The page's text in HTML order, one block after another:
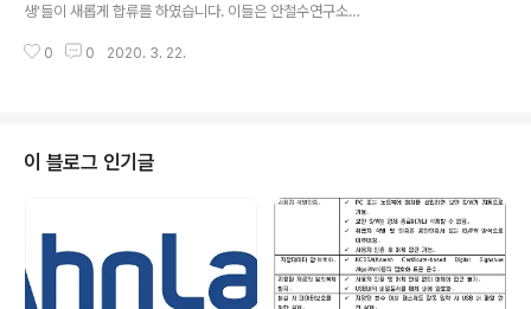
대 FLAG 등 다양하고 알찬 소식으로 여러분들에게 다가
갑니다. 그리고 무엇보다도, 6월 1일 V3 20살 생일을 맞
생'들이 새롭게 합류를 하였습니다. 이들은 안철수연구소
며 보안업무에 대해 함께 연구하고 또 제품 테스트, 바이러
로 6개월간 멋진 활약을 부탁드립니다. 연수생의 하루 일
과가 궁금하다면? [클릭]
0 0 2020. 3. 22.
이 블로그 인기글